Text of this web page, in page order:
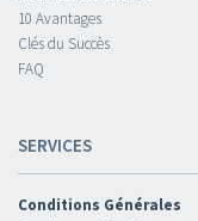
10 Avantages
Clés du Succès
FAQ
SERVICES
Conditions Générales